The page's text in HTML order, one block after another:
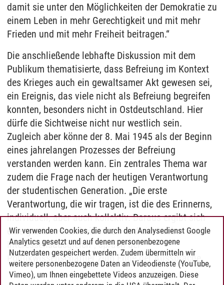
damit sie unter den Möglichkeiten der Demokratie zu
einem Leben in mehr Gerechtigkeit und mit mehr
Frieden und mit mehr Freiheit beitragen.“
Die anschließende lebhafte Diskussion mit dem
Publikum thematisierte, dass Befreiung im Kontext
des Krieges auch ein gewaltsamer Akt gewesen sei,
ein Ereignis, das viele nicht als Befreiung begreifen
konnten, besonders nicht in Ostdeutschland. Hier
dürfe die Sichtweise nicht nur westlich sein.
Zugleich aber könne der 8. Mai 1945 als der Beginn
eines jahrelangen Prozesses der Befreiung
verstanden werden kann. Ein zentrales Thema war
zudem die Frage nach der heutigen Verantwortung
der studentischen Generation. „Die erste
Verantwortung, die wir tragen, ist die des Erinnerns,
individuell, aber auch kollektiv. Daraus ergibt sich
eine gewisse Bescheidenheit und ein Streben nach
Interessensausgleich“, sprach der
Politikwissenschaftler zum Ende der Aussprache.
Wir verwenden Cookies, die durch den Analysedienst Google
Analytics gesetzt und auf denen personenbezogene
Nutzerdaten gespeichert werden. Zudem übermitteln wir
weitere personenbezogene Daten an Videodienste (YouTube,
Vimeo), um Ihnen eingebettete Videos anzuzeigen. Diese